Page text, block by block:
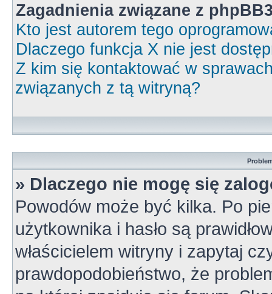
Zagadnienia związane z
Kto jest autorem tego
Dlaczego funkcja X nie jest
Z kim się kontaktować w
związanych z tą witryną?
» Dlaczego nie mogę się
Powodów może być kilka. Po
użytkownika i hasło są
właścicielem witryny i zapytaj
prawdopodobieństwo, że